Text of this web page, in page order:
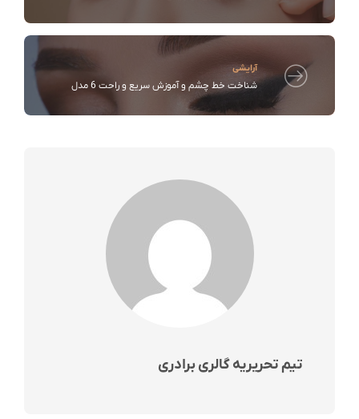
آرایشی
شناخت خط چشم و آموزش سریع و راحت 6 مدل
تیم تحریریه گالری برادری